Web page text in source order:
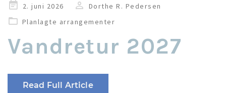
Udgivet
i
2. juni 2026
Dorthe R. Pedersen
Planlagte arrangementer
Vandretur 2027
Read Full Article